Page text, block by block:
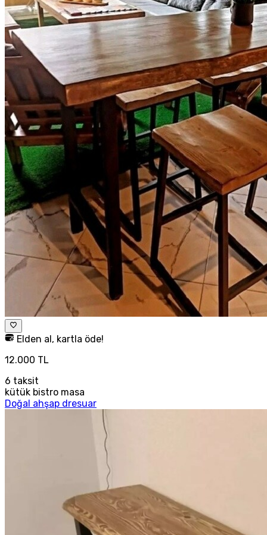
Elden al, kartla öde!
12.000 TL
6 taksit
kütük bistro masa
Doğal ahşap dresuar